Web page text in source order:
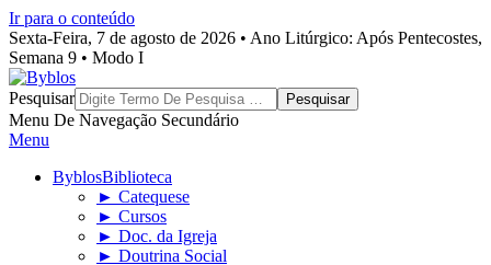
Ir para o conteúdo
Sexta-Feira, 7 de agosto de 2026 • Ano Litúrgico: Após Pentecostes,
Semana 9 • Modo I
Byblos
Pesquisar
Menu De Navegação Secundário
Menu
ByblosBiblioteca
► Catequese
► Cursos
► Doc. da Igreja
► Doutrina Social